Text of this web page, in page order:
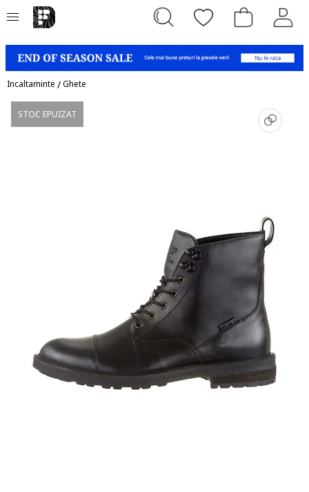
Incaltaminte /Ghete
STOC EPUIZAT